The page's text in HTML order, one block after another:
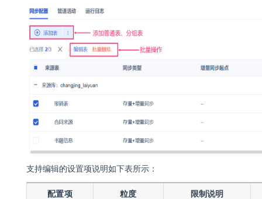
支持编辑的设置项说明如下表所示：
配置项 粒度 限制说明